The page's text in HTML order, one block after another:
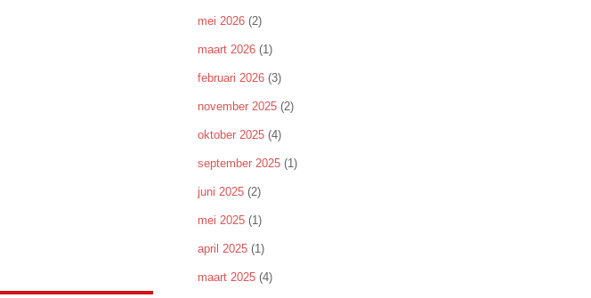
mei 2026 (2)
maart 2026 (1)
februari 2026 (3)
november 2025 (2)
oktober 2025 (4)
september 2025 (1)
juni 2025 (2)
mei 2025 (1)
april 2025 (1)
maart 2025 (4)